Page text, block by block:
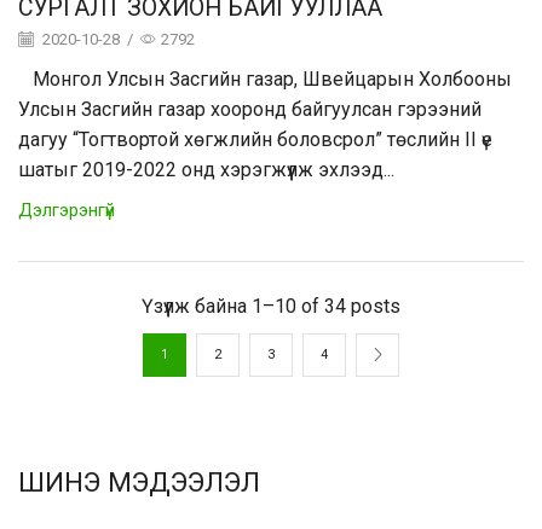
СУРГАЛТ ЗОХИОН БАЙГУУЛЛАА
2020-10-28 / 2792
Монгол Улсын Засгийн газар, Швейцарын Холбооны
Улсын Засгийн газар хооронд байгуулсан гэрээний
дагуу “Тогтвортой хөгжлийн боловсрол” төслийн II үе
шатыг 2019-2022 онд хэрэгжүүлж эхлээд...
Дэлгэрэнгүй
Үзүүлж байна 1–10 of 34 posts
1 2 3 4
ШИНЭ МЭДЭЭЛЭЛ